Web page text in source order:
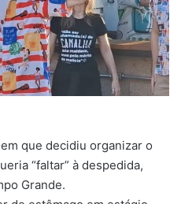
que decidiu organizar o
“faltar” à despedida,
Grande.